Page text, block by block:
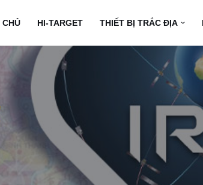
CHỦ HI-TARGET THIẾT BỊ TRẮC ĐỊA